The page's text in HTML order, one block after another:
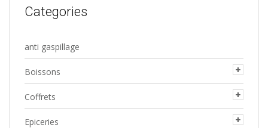
Categories
anti gaspillage
Boissons
Coffrets
Epiceries